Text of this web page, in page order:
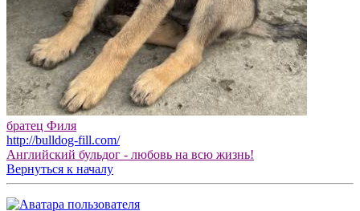
братец Филя
http://bulldog-fill.com/
Английский бульдог - любовь на всю жизнь!
Вернуться к началу